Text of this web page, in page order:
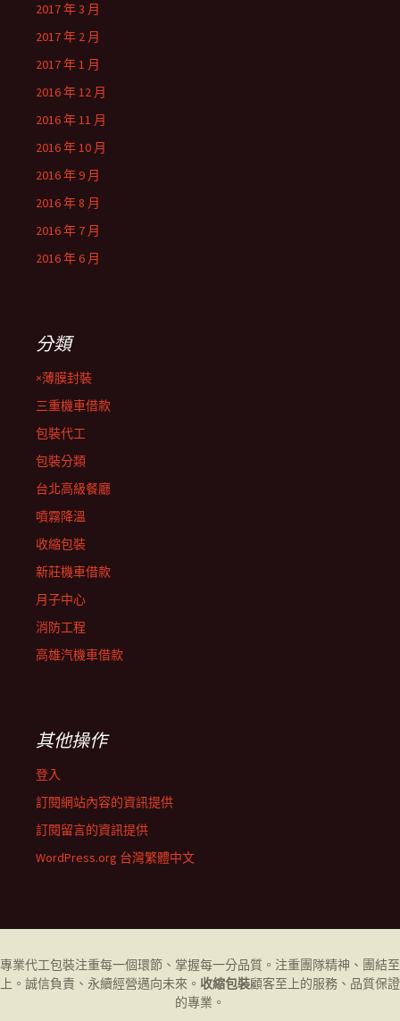
2017 年 3 月
2017 年 2 月
2017 年 1 月
2016 年 12 月
2016 年 11 月
2016 年 10 月
2016 年 9 月
2016 年 8 月
2016 年 7 月
2016 年 6 月
分類
×薄膜封裝
三重機車借款
包裝代工
包裝分類
台北高級餐廳
噴霧降溫
收縮包裝
新莊機車借款
月子中心
消防工程
高雄汽機車借款
其他操作
登入
訂閱網站內容的資訊提供
訂閱留言的資訊提供
WordPress.org 台灣繁體中文
專業代工包裝注重每一個環節、掌握每一分品質。注重團隊精神、團結至
上。誠信負責、永續經營邁向未來。 收縮包裝顧客至上的服務、品質保證
的專業。